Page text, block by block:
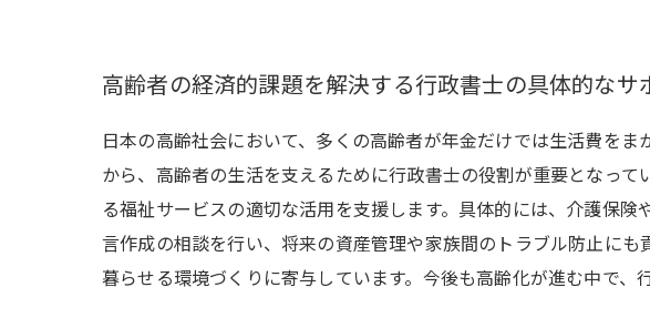
高齢者の経済的課題を解決する行政書士の具体的なサ
日本の高齢社会において、多くの高齢者が年金だけでは生活費を
から、高齢者の生活を支えるために行政書士の役割が重要となっ
る福祉サービスの適切な活用を支援します。具体的には、介護保
言作成の相談を行い、将来の資産管理や家族間のトラブル防止に
暮らせる環境づくりに寄与しています。今後も高齢化が進む中で、